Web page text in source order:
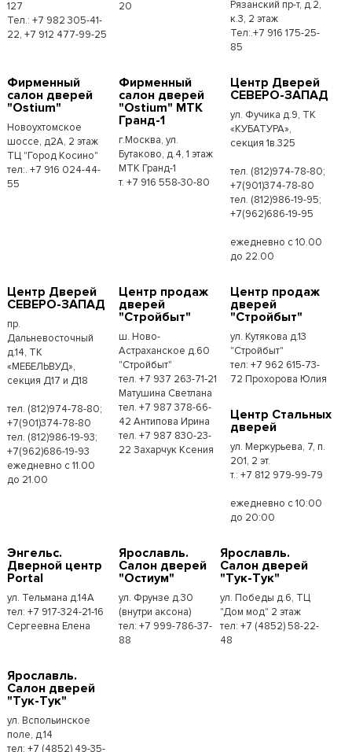
127
Тел.: +7 982 305-41-
22, +7 912 477-99-25
20
Рязанский пр-т, д.2,
к.3, 2 этаж
Тел:.+7 916 175-25-
85
Фирменный
салон дверей
"Ostium"
Новоухтомское
шоссе, д2А, 2 этаж
ТЦ "Город Косино"
тел:. +7 916 024-44-
55
Фирменный
салон дверей
"Ostium" МТК
Гранд-1
г.Москва, ул.
Бутаково, д.4, 1 этаж
МТК Гранд-1
т. +7 916 558-30-80
Центр Дверей
СЕВЕРО-ЗАПАД
ул. Фучика д.9, ТК
«КУБАТУРА»,
секция 1в.325
тел. (812)974-78-80;
+7(901)374-78-80
тел. (812)986-19-95;
+7(962)686-19-95
ежедневно с 10.00
до 22.00
Центр Дверей
СЕВЕРО-ЗАПАД
пр.
Дальневосточный
д.14, ТК
«МЕБЕЛЬВУД»,
секция Д17 и Д18
тел. (812)974-78-80;
+7(901)374-78-80
тел. (812)986-19-93;
+7(962)686-19-93
ежедневно с 11.00
до 21.00
Центр продаж
дверей
"Стройбыт"
ш. Ново-
Астраханское д.60
"Стройбыт"
тел. +7 937 263-71-21
Матушина Светлана
тел. +7 987 378-66-
42 Антипова Ирина
тел. +7 987 830-23-
22 Захарчук Ксения
Центр продаж
дверей
"Стройбыт"
ул. Кутякова д.13
"Стройбыт"
тел: +7 962 615-73-
72 Прохорова Юлия
Центр Стальных
дверей
ул. Меркурьева, 7, п.
201, 2 эт.
т.: +7 812 979-99-79
ежедневно с 10:00
до 20:00
Энгельс.
Дверной центр
Portal
ул. Тельмана д.14А
тел: +7 917-324-21-16
Сергеевна Елена
Ярославль.
Салон дверей
"Остиум"
ул. Фрунзе д.30
(внутри аксона)
тел: +7 999-786-37-
88
Ярославль.
Салон дверей
"Тук-Тук"
ул. Победы д.6, ТЦ
"Дом мод" 2 этаж
тел: +7 (4852) 58-22-
48
Ярославль.
Салон дверей
"Тук-Тук"
ул. Вспольинское
поле, д.14
тел: +7 (4852) 49-35-